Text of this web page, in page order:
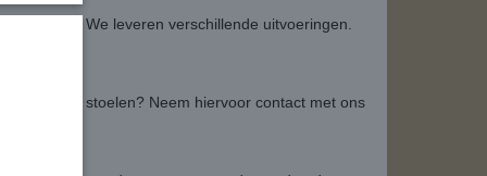
patroon? We leveren verschillende uitvoeringen.
set voor 5 stoelen? Neem hiervoor contact met ons